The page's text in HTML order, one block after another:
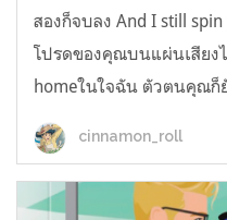
สองก็จบลง And I still
โปรดของคุณบนแผ่นเสียง
homeในใจฉัน ตัวตนคุณก็
cinnamon_roll